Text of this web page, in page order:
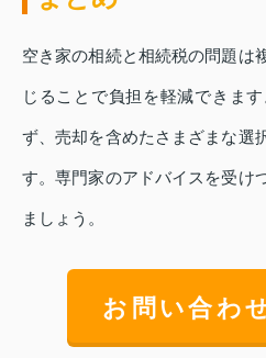
空き家の相続と相続税の問題は
じることで負担を軽減できま
ず、売却を含めたさまざまな選
す。専門家のアドバイスを受け
ましょう。
お問い合わ